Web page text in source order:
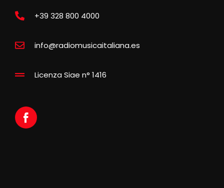
+39 328 800 4000
info@radiomusicaitaliana.es
Licenza Siae n° 1416